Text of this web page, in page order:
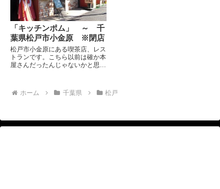
「キッチンポム」 ～ 千
葉県松戸市小金原 ※閉店
松戸市小金原にある喫茶店、レス
トランです。こちら以前は確か本
屋さんだったんじゃないかと思い
殿内交差点のすぐ近くです。新京
成バスの殿内バス停のほぼ真横で
ホーム 千葉県 松戸